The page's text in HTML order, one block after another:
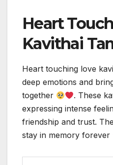
Heart
Kavithai
Heart touching love
deep emotions and
together
. These
expressing intense
friendship and trust.
stay in memory forever